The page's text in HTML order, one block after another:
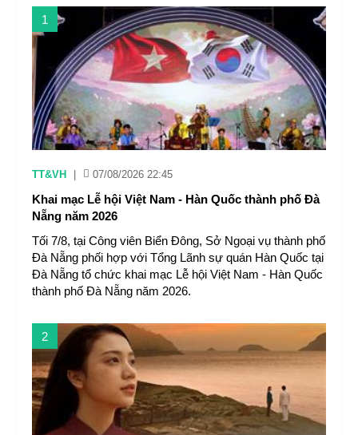
1
TT&VH 07/08/2026 22:45
Khai mạc Lễ hội Việt Nam - Hàn Quốc thành phố Đà
Nẵng năm 2026
Tối 7/8, tại Công viên Biển Đông, Sở Ngoại vụ thành phố
Đà Nẵng phối hợp với Tổng Lãnh sự quán Hàn Quốc tại
Đà Nẵng tổ chức khai mạc Lễ hội Việt Nam - Hàn Quốc
thành phố Đà Nẵng năm 2026.
2